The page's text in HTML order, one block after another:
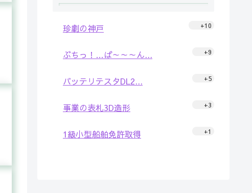
珍劇の神戸 +10
ぶちっ！…ば～～～ん... +9
バッテリテスタDL2... +5
事業の表札3D造形 +3
1級小型船舶免許取得 +1